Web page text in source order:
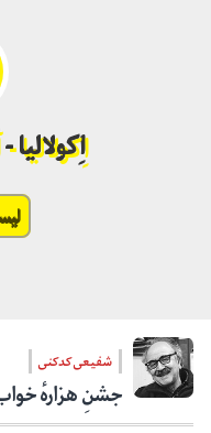
شفیعی کدکنی
جشنِ هزارهٔ